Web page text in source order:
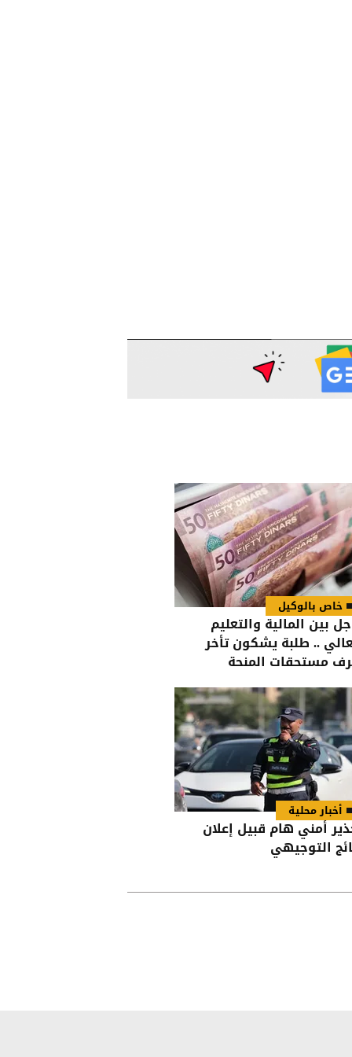
خاص بالوكيل
بين المالية والتعليم
.. طلبة يشكون تأخر
مستحقات المنحة
أخبار محلية
أمني هام قبيل إعلان
التوجيهي